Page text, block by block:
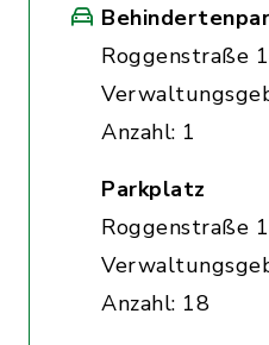
Roggenstraße
Anzahl: 1
Parkplatz
Roggenstraße
Anzahl: 18